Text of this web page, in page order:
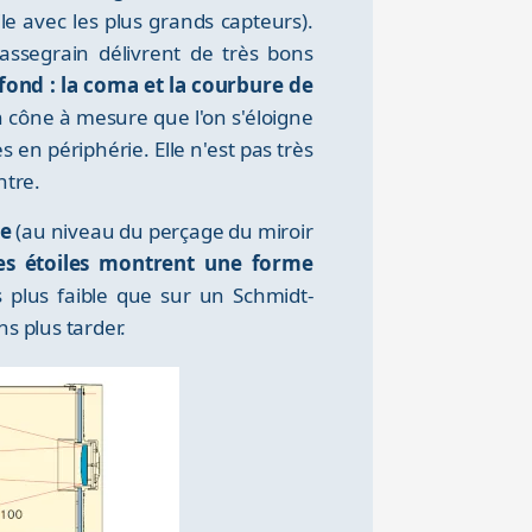
avec les plus grands capteurs).
délivrent de très bons
: la coma et la courbure de
à mesure que l'on s'éloigne
en périphérie. Elle n'est pas très
(au niveau du perçage du miroir
étoiles montrent une forme
faible que sur un Schmidt-
plus tarder.